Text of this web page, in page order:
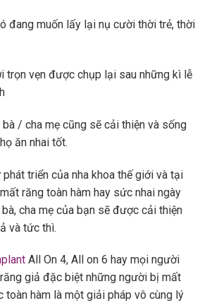
đang muốn lấy lại nụ cười thời trẻ, thời
trọn vẹn được chụp lại sau những kì lễ
/ cha mẹ cũng sẽ cải thiện và sống
ăn nhai tốt.
triển của nha khoa thế giới và tại
răng toàn hàm hay sức nhai ngày
cha mẹ của bạn sẽ được cải thiện
và tức thì.
All On 4, All on 6 hay mọi người
giả đặc biệt những người bị mất
toàn hàm là một giải pháp vô cùng lý